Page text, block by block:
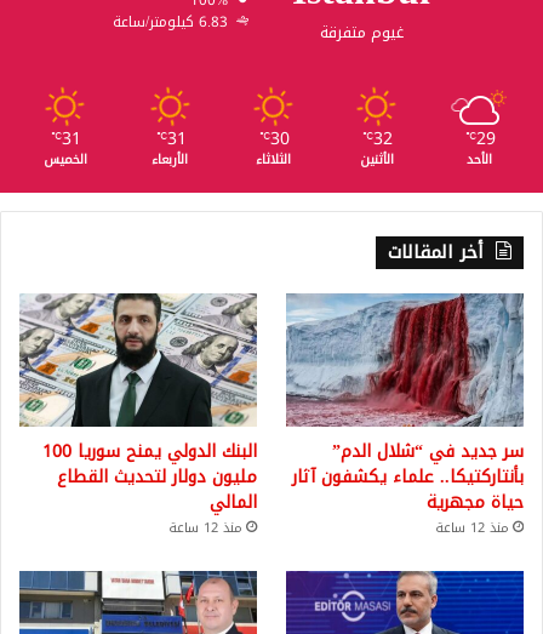
غيوم متفرقة
6.83 كيلومتر/ساعة
29
℃
الأحد
32
℃
الأثنين
30
℃
الثلاثاء
31
℃
الأربعاء
31
℃
الخميس
أخر المقالات
سر جديد في “شلال الدم”
بأنتاركتيكا.. علماء يكشفون آثار
حياة مجهرية
منذ 12 ساعة
البنك الدولي يمنح سوريا 100
مليون دولار لتحديث القطاع
المالي
منذ 12 ساعة